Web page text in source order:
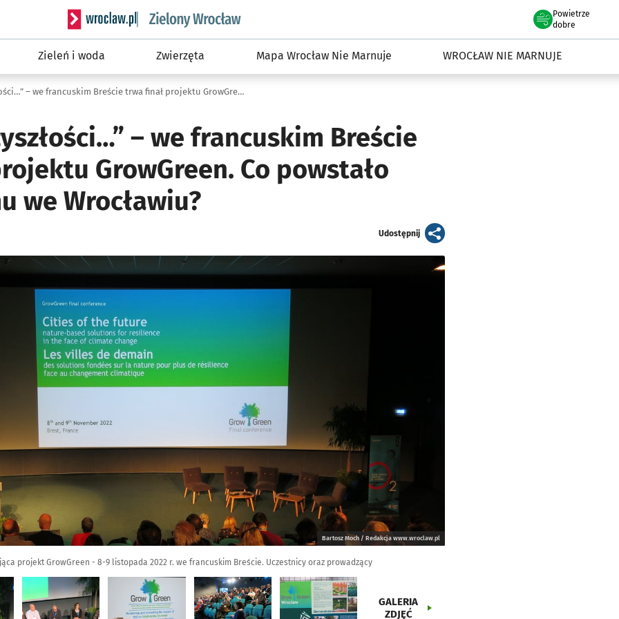
Serwis informacyjny wroclaw.pl podserwis: Środowisko we Wrocławiu
Powietrze
we Wrocławiu
dobre
Zieleń i woda Zwierzęta Mapa Wrocław Nie Marnuje WROCŁAW NIE MARNUJE
„Miasta przyszłości…” – we francuskim Breście trwa finał projektu GrowGreen. Co powstało dzięki niemu we Wrocławiu?
– we francuskim Breście
GrowGreen. Co powstało
we Wrocławiu?
Udostępnijartykuł
Bartosz Moch / Redakcja www.wroclaw.pl
projekt GrowGreen - 8-9 listopada 2022 r. we francuskim Breście. Uczestnicy oraz prowadzący
GALERIA
ZDJĘĆ